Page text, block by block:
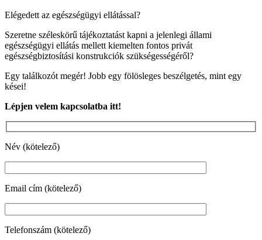
Elégedett az egészségügyi ellátással?
Szeretne széleskörű tájékoztatást kapni a jelenlegi állami
egészségügyi ellátás mellett kiemelten fontos privát
egészségbiztosítási konstrukciók szükségességéről?
Egy találkozót megér! Jobb egy fölösleges beszélgetés, mint egy
kései!
Lépjen velem kapcsolatba itt!
Név (kötelező)
Email cím (kötelező)
Telefonszám (kötelező)